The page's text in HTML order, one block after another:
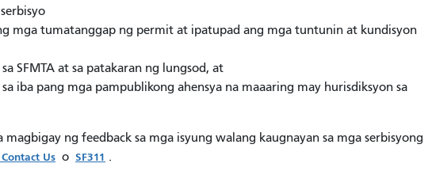
mga tumatanggap ng permit at ipatupad ang mga tuntunin at kundisyon
SFMTA at sa patakaran ng lungsod, at
iba pang mga pampublikong ahensya na maaaring may hurisdiksyon sa
magbigay ng feedback sa mga isyung walang kaugnayan sa mga serbisyong
Us o SF311 .